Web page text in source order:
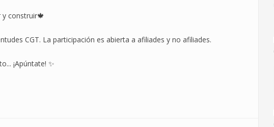
y construir🍁
CGT. La participación es abierta a afiliades y no afiliades.
¡Apúntate! ✨